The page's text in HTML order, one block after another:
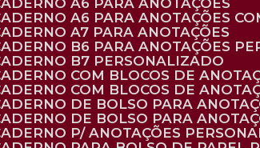
CADERNO A6 PARA ANOTAÇÕES
CADERNO A6 PARA ANOTAÇÕES
CADERNO A7 PARA ANOTAÇÕES
CADERNO B6 PARA ANOTAÇÕES
CADERNO B7 PERSONALIZADO
CADERNO COM BLOCOS DE
CADERNO COM BLOCOS DE
CADERNO DE BOLSO PARA
CADERNO DE BOLSO PARA
CADERNO P/ ANOTAÇÕES